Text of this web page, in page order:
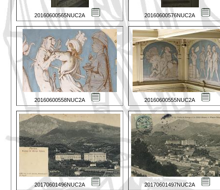
20160600565NUC2A 20160600576NUC2A
20160600558NUC2A 20160600555NUC2A
20170601496NUC2A 20170601497NUC2A